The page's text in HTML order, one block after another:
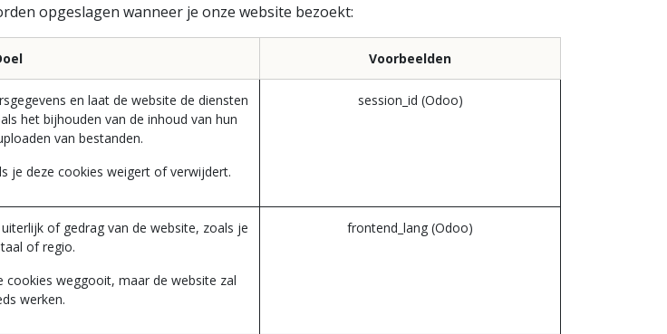
opgeslagen wanneer je onze website bezoekt:
Voorbeelden
en laat de website de diensten
het bijhouden van de inhoud van hun
van bestanden.
je deze cookies weigert of verwijdert.
session_id (Odoo)
of gedrag van de website, zoals je
of regio.
cookies weggooit, maar de website zal
werken.
frontend_lang (Odoo)